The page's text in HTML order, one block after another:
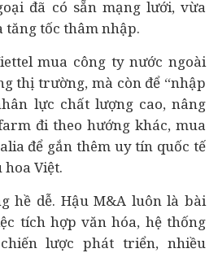
đã có sẵn mạng lưới, vừa
tốc thâm nhập.
mua công ty nước ngoài
thị trường, mà còn để “nhập
lực chất lượng cao, nâng
đi theo hướng khác, mua
để gắn thêm uy tín quốc tế
Việt.
hề dễ. Hậu M&A luôn là bài
tích hợp văn hóa, hệ thống
lược phát triển, nhiều